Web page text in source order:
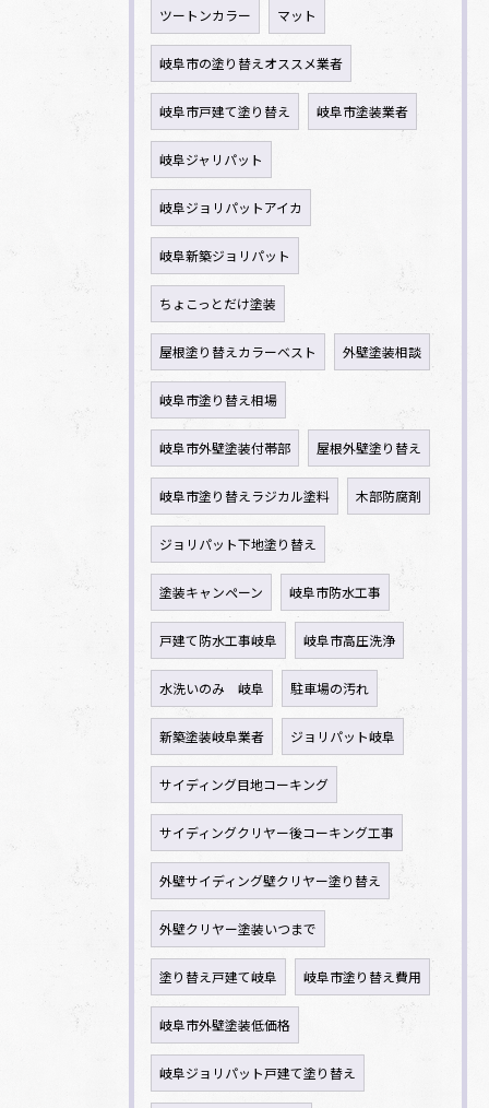
ツートンカラー マット
岐阜市の塗り替えオススメ業者
岐阜市戸建て塗り替え 岐阜市塗装業者
岐阜ジャリパット
岐阜ジョリパットアイカ
岐阜新築ジョリパット
ちょこっとだけ塗装
屋根塗り替えカラーベスト 外壁塗装相談
岐阜市塗り替え相場
岐阜市外壁塗装付帯部 屋根外壁塗り替え
岐阜市塗り替えラジカル塗料 木部防腐剤
ジョリパット下地塗り替え
塗装キャンペーン 岐阜市防水工事
戸建て防水工事岐阜 岐阜市高圧洗浄
水洗いのみ 岐阜 駐車場の汚れ
新築塗装岐阜業者 ジョリパット岐阜
サイディング目地コーキング
サイディングクリヤー後コーキング工事
外壁サイディング壁クリヤー塗り替え
外壁クリヤー塗装いつまで
塗り替え戸建て岐阜 岐阜市塗り替え費用
岐阜市外壁塗装低価格
岐阜ジョリパット戸建て塗り替え